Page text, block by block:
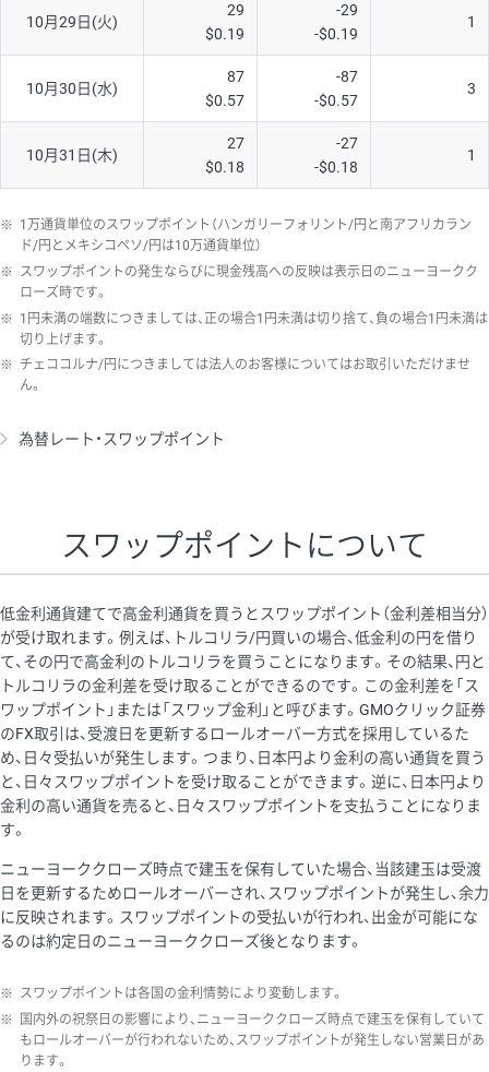
10月29日(火)
29
$0.19
-29
-$0.19
1
10月30日(水)
87
$0.57
-87
-$0.57
3
10月31日(木)
27
$0.18
-27
-$0.18
1
※ 1万通貨単位のスワップポイント（ハンガリーフォリント/円と南アフリカラン
ド/円とメキシコペソ/円は10万通貨単位）
※ スワップポイントの発生ならびに現金残高への反映は表示日のニューヨークク
ローズ時です。
※ 1円未満の端数につきましては、正の場合1円未満は切り捨て、負の場合1円未満は
切り上げます。
※ チェココルナ/円につきましては法人のお客様についてはお取引いただけませ
ん。
為替レート・スワップポイント
スワップポイントについて
低金利通貨建てで高金利通貨を買うとスワップポイント（金利差相当分）
が受け取れます。例えば、トルコリラ/円買いの場合、低金利の円を借り
て、その円で高金利のトルコリラを買うことになります。その結果、円と
トルコリラの金利差を受け取ることができるのです。この金利差を「ス
ワップポイント」または「スワップ金利」と呼びます。GMOクリック証券
のFX取引は、受渡日を更新するロールオーバー方式を採用しているた
め、日々受払いが発生します。つまり、日本円より金利の高い通貨を買う
と、日々スワップポイントを受け取ることができます。逆に、日本円より
金利の高い通貨を売ると、日々スワップポイントを支払うことになりま
す。
ニューヨーククローズ時点で建玉を保有していた場合、当該建玉は受渡
日を更新するためロールオーバーされ、スワップポイントが発生し、余力
に反映されます。スワップポイントの受払いが行われ、出金が可能にな
るのは約定日のニューヨーククローズ後となります。
※ スワップポイントは各国の金利情勢により変動します。
※
国内外の祝祭日の影響により、ニューヨーククローズ時点で建玉を保有していて
もロールオーバーが行われないため、スワップポイントが発生しない営業日があ
ります。